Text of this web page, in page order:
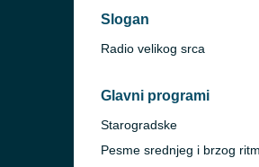
Slogan
Radio velikog srca
Glavni programi
Starogradske
Pesme srednjeg i brzog